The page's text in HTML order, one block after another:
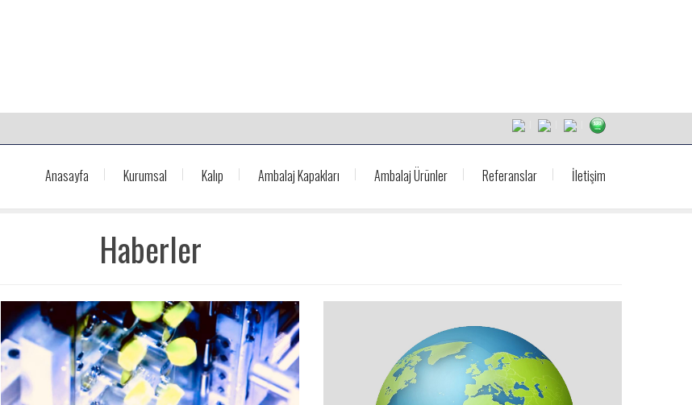
Anasayfa Kurumsal Kalıp Ambalaj Kapakları Ambalaj Ürünler Referanslar İletişim
Haberler